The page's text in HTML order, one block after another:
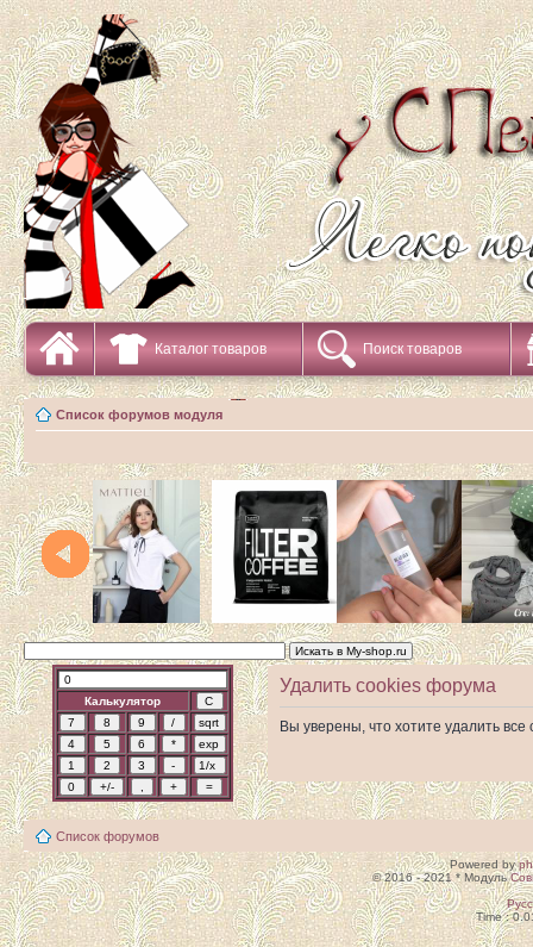
Каталог товаров Поиск товаров
Список форумов модуля
Калькулятор
Удалить cookies форума
Вы уверены, что хотите удалить
Список форумов
Powered by
© 2016 - 2021 * Модуль
Time :